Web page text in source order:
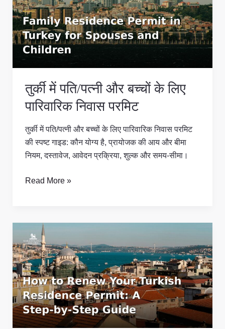
तुर्की में पति/पत्नी और बच्चों के लिए
पारिवारिक निवास परमिट
तुर्की में पति/पत्नी और बच्चों के लिए पारिवारिक निवास परमिट
की स्पष्ट गाइड: कौन योग्य है, प्रायोजक की आय और बीमा
नियम, दस्तावेज, आवेदन प्रक्रिया, शुल्क और समय-सीमा।
पत्नी
और
बच्चों
के
निवास
परमिट
Read More »
निवास
परमिट
कैसे
नवीनीकरण
करें:
चरण-
दर-